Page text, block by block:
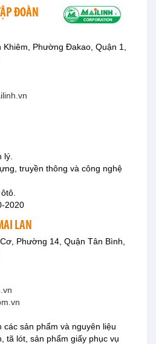
ĐOÀN
Khiêm, Phường Đakao, Quận 1,
lý.
truyền thông và công nghệ
2020
LAN
Phường 14, Quận Tân Bình,
các sản phẩm và nguyên liệu
tã lót, sản phẩm giấy phục vụ